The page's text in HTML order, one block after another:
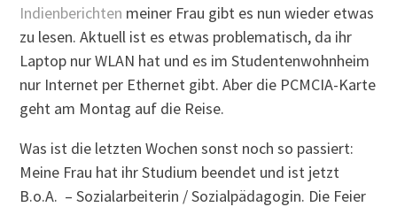
Indienberichten meiner Frau gibt es nun wieder etwas
zu lesen. Aktuell ist es etwas problematisch, da ihr
Laptop nur WLAN hat und es im Studentenwohnheim
nur Internet per Ethernet gibt. Aber die PCMCIA-Karte
geht am Montag auf die Reise.
Was ist die letzten Wochen sonst noch so passiert:
Meine Frau hat ihr Studium beendet und ist jetzt
B.o.A. – Sozialarbeiterin / Sozialpädagogin. Die Feier